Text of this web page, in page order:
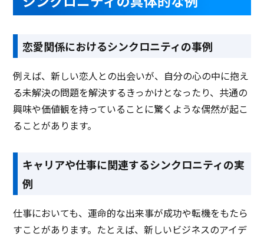
恋愛関係におけるシンクロニティの事例
例えば、新しい恋人との出会いが、自分の心の中に抱え
る未解決の問題を解決するきっかけとなったり、共通の
興味や価値観を持っていることに驚くような偶然が起こ
ることがあります。
キャリアや仕事に関連するシンクロニティの実
例
仕事においても、運命的な出来事が成功や転機をもたら
すことがあります。たとえば、新しいビジネスのアイデ